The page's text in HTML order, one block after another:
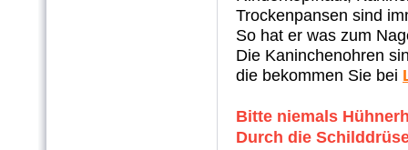
Trockenpansen sind
So hat er was zum
Die Kaninchenohren
die bekommen Sie bei
Bitte niemals
Durch die